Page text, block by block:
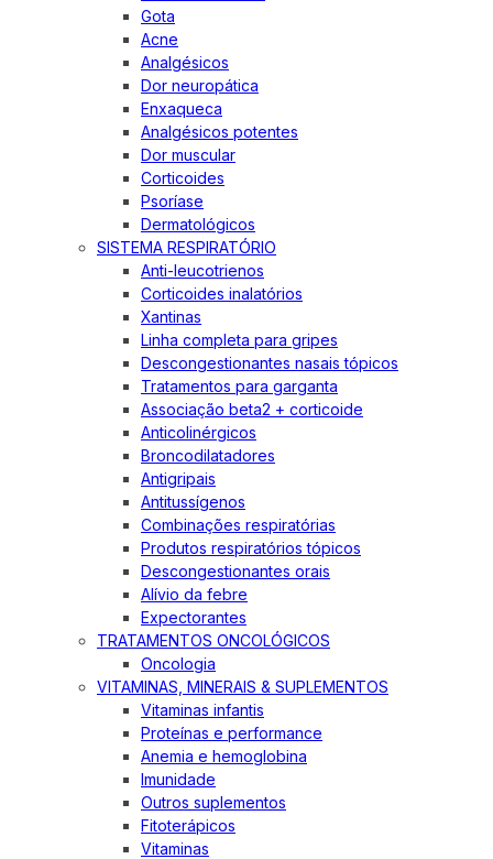
Gota
Acne
Analgésicos
Dor neuropática
Enxaqueca
Analgésicos potentes
Dor muscular
Corticoides
Psoríase
Dermatológicos
SISTEMA RESPIRATÓRIO
Anti-leucotrienos
Corticoides inalatórios
Xantinas
Linha completa para gripes
Descongestionantes nasais tópicos
Tratamentos para garganta
Associação beta2 + corticoide
Anticolinérgicos
Broncodilatadores
Antigripais
Antitussígenos
Combinações respiratórias
Produtos respiratórios tópicos
Descongestionantes orais
Alívio da febre
Expectorantes
TRATAMENTOS ONCOLÓGICOS
Oncologia
VITAMINAS, MINERAIS & SUPLEMENTOS
Vitaminas infantis
Proteínas e performance
Anemia e hemoglobina
Imunidade
Outros suplementos
Fitoterápicos
Vitaminas